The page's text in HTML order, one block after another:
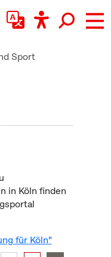
Sport
in Köln finden
für Köln"